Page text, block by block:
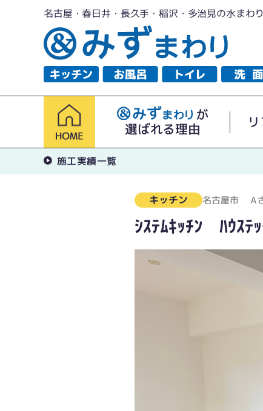
名古屋・春日井・長久手・稲沢・多治見の水まわ
が
選ばれる理由
施工実績一覧
キッチン 名古屋市 A
ｼｽﾃﾑｷｯﾁﾝ ﾊｳｽﾃ